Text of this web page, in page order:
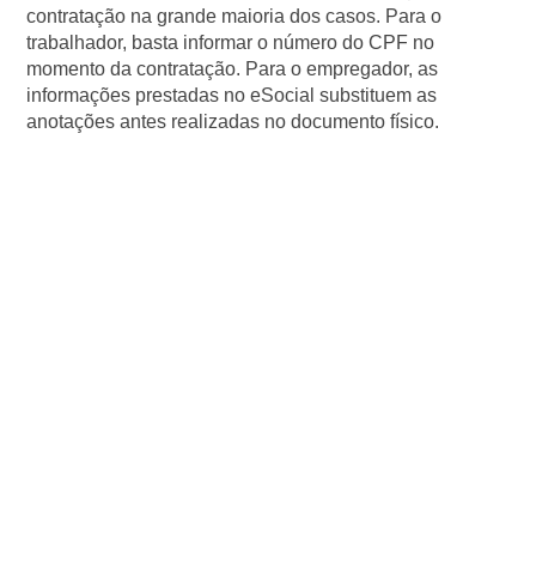
contratação na grande maioria dos casos. Para o
trabalhador, basta informar o número do CPF no
momento da contratação. Para o empregador, as
informações prestadas no eSocial substituem as
anotações antes realizadas no documento físico.